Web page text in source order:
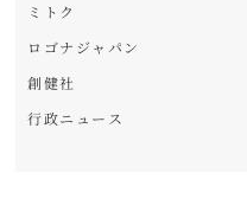
ミトク
ロゴナジャパン
創健社
行政ニュース